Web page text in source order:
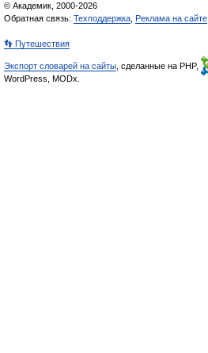
© Академик, 2000-2026
Обратная связь: Техподдержка Реклама на сайте
👣 Путешествия
Экспорт словарей на сайты , сделанные на PHP,
WordPress, MODx.